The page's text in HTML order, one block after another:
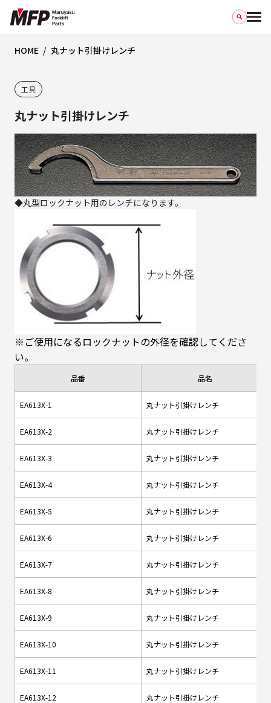
HOME 丸ナット引掛けレンチ
工具
丸ナット引掛けレンチ
◆丸型ロックナット用のレンチになります。
※ご使用になるロックナットの外径を確認してくださ
い。
品番 品名
EA613X-1 丸ナット引掛けレンチ
EA613X-2 丸ナット引掛けレンチ
EA613X-3 丸ナット引掛けレンチ
EA613X-4 丸ナット引掛けレンチ
EA613X-5 丸ナット引掛けレンチ
EA613X-6 丸ナット引掛けレンチ
EA613X-7 丸ナット引掛けレンチ
EA613X-8 丸ナット引掛けレンチ
EA613X-9 丸ナット引掛けレンチ
EA613X-10 丸ナット引掛けレンチ
EA613X-11 丸ナット引掛けレンチ
EA613X-12 丸ナット引掛けレンチ